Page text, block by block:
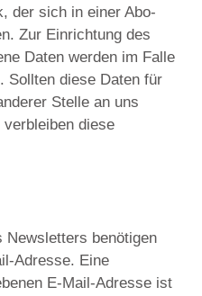
der sich in einer Abo-
Zur Einrichtung des
Daten werden im Falle
Sollten diese Daten für
Stelle an uns
diese
Newsletters benötigen
Adresse. Eine
E-Mail-Adresse ist